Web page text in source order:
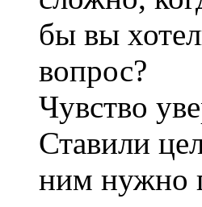
бы вы
вопрос?
Чувство
Ставили
ним нужно